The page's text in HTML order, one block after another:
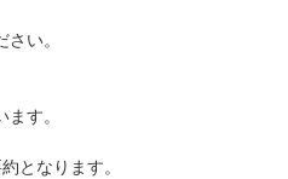
い。
す。
となります。